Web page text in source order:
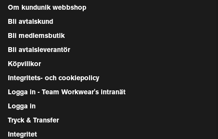
Om kundunik webbshop
Bli avtalskund
Bli medlemsbutik
Bli avtalsleverantör
Köpvillkor
Integritets- och cookiepolicy
Logga in - Team Workwear's intranät
Logga in
Tryck & Transfer
Integritet